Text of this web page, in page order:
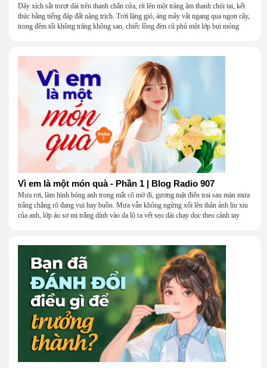
Dây xích sắt trượt dài trên thanh chắn cửa, rít lên một tràng âm thanh chói tai, kết
thúc bằng tiếng đáp đất nặng trịch. Trời lặng gió, áng mây vắt ngang qua ngọn cây,
trong đêm tối không trăng không sao, chiếc lồng đèn cũ phủ một lớp bụi mỏng
Vì em là một món quà - Phần 1 | Blog Radio 907
Mưa rơi, làm hình bóng anh trong mắt cô mờ đi, gương mặt điển trai sau màn mưa
trắng chẳng rõ đang vui hay buồn. Mưa vẫn không ngừng xối lên thân ảnh liu xiu
của anh, lớp áo sơ mi trắng dính vào da lộ ra vết sẹo dài chạy dọc theo cánh tay